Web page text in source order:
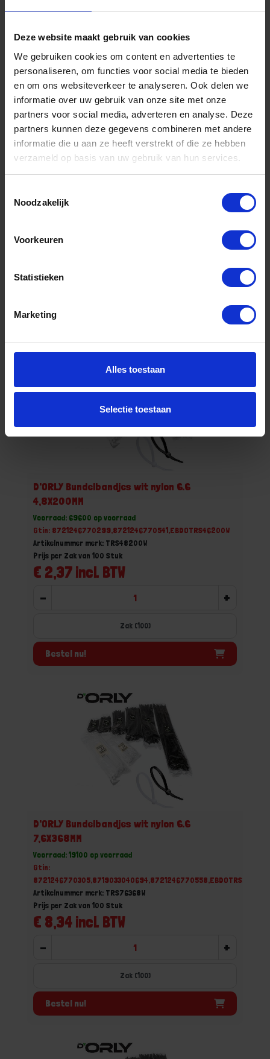
Deze website maakt gebruik van cookies
We gebruiken cookies om content en advertenties te
personaliseren, om functies voor social media te bieden
en om ons websiteverkeer te analyseren. Ook delen we
informatie over uw gebruik van onze site met onze
partners voor social media, adverteren en analyse. Deze
partners kunnen deze gegevens combineren met andere
informatie die u aan ze heeft verstrekt of die ze hebben
verzameld op basis van uw gebruik van hun services.
Noodzakelijk
Voorkeuren
Statistieken
Marketing
Alles toestaan
Selectie toestaan
D'ORLY Bundelbandjes wit nylon 6.6
2,5X100MM
Artikelnummer merk: TRS25100W
€ 0,52 incl. BTW
Bestel nu!
D'ORLY Bundelbandjes wit nylon 6.6
4,8X200MM
Voorraad: 69600 op voorraad
Gtin: 8721246770299,8721246770541,EBDOTRS46200W
Artikelnummer merk: TRS48200W
€ 2,37 incl. BTW
Prijs per Zak van 100 Stuk
- +
Zak (100)
Bestel nu!
D'ORLY Bundelbandjes wit nylon 6.6
7,6X368MM
Voorraad: 19100 op voorraad
Gtin:
8721246770305,8719033040694,8721246770558,EBDOTRS76400W
Artikelnummer merk: TRS76368W
€ 8,34 incl. BTW
Prijs per Zak van 100 Stuk
- +
Zak (100)
Bestel nu!